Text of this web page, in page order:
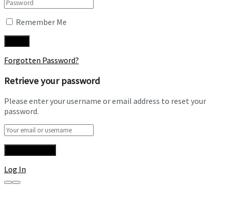
Remember Me
Forgotten Password?
Retrieve your password
Please enter your username or email address to reset your
password.
Log In